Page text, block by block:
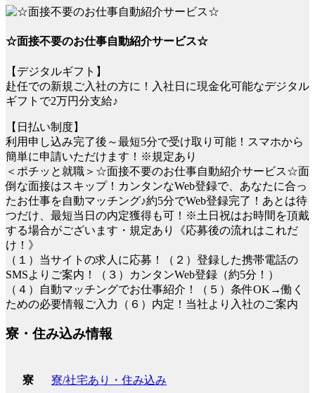
☆面接不要のお仕事自動紹介サービス☆
【デジタルギフト】
赴任での新規ご入社の方に！入社日に現金化可能なデジタル
ギフトで2万円分支給♪
【日払い制度】
利用申し込み完了後～最短5分で受け取り可能！スマホから
簡単に申請いただけます！※規定あり
＜ポチッと就職＞☆面接不要のお仕事自動紹介サービス☆面
倒な面接はスキップ！カンタンなWeb登録で、あなたに合っ
たお仕事を自動マッチング♪約5分でWeb登録完了！あとは待
つだけ、最短当日の内定獲得も可！※土日祝はお時間を頂戴
する場合がございます・規定あり《応募後の流れはこれだ
け！》
（１）当サイトの求人に応募！（２）登録した携帯電話の
SMSよりご案内！（３）カンタンWeb登録（約5分！）
（４）自動マッチングでお仕事紹介！（５）条件OK→働く
ための必要情報ご入力（６）内定！当社より入社のご案内
寮・住み込み情報
寮 寮/社宅あり・住み込み